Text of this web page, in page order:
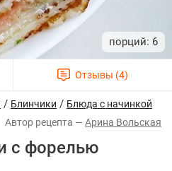
6
/ Блинчики / Блюда с начинкой
Арина Вольская
с форелью